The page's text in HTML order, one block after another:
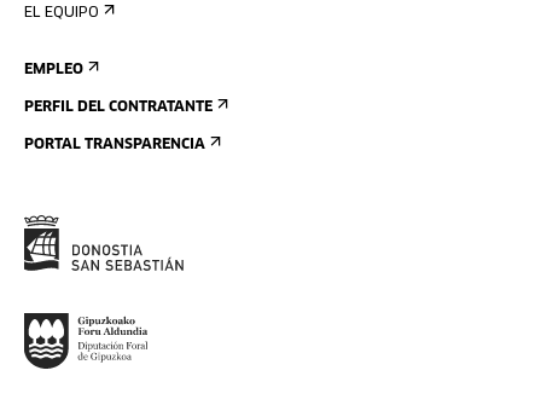
EL EQUIPO
EMPLEO
PERFIL DEL CONTRATANTE
PORTAL TRANSPARENCIA